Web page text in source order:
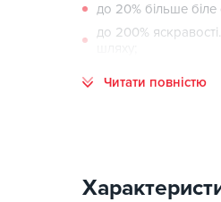
до 20% більше
до 200%
Колірна
Читати повністю